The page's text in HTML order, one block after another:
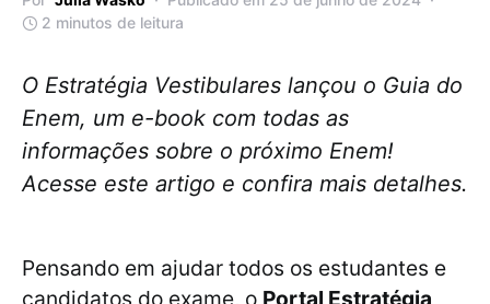
2 minutos de leitura
O Estratégia Vestibulares lançou o Guia do
Enem, um e-book com todas as
informações sobre o próximo Enem!
Acesse este artigo e confira mais detalhes.
Pensando em ajudar todos os estudantes e